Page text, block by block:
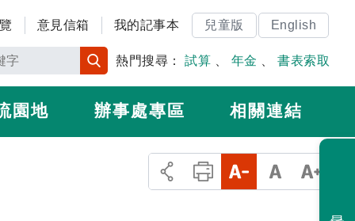
意見信箱 我的記事本 兒童版 English
熱門搜尋： 試算 年金 書表索取
園地 辦事處專區 相關連結